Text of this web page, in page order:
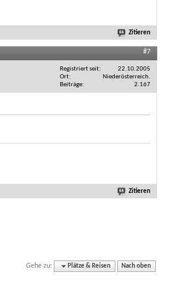
Zitieren
#7
Registriert seit
22.10.2005
Ort
Niederösterreich.
Beiträge
2.167
Zitieren
Gehe zu: Plätze & Reisen Nach oben